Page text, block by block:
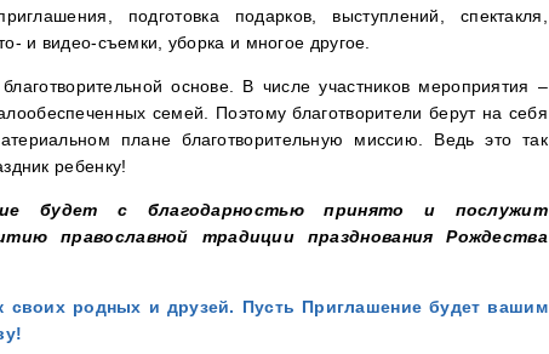
подготовка подарков, выступлений, спектакля,
и видео-съемки, уборка и многое другое.
основе. В числе участников мероприятия –
семей. Поэтому благотворители берут на себя
плане благотворительную миссию. Ведь это так
ребенку!
будет с благодарностью принято и послужит
православной традиции празднования Рождества
своих родных и друзей. Пусть Приглашение будет вашим